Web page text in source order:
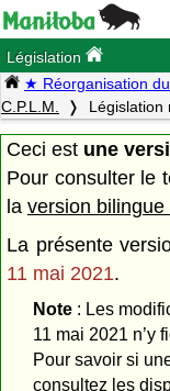
Législation
★ Réorganisation
C.P.L.M.
Législation
Ceci est une
Pour consulter le
la version
La présente
11 mai 2021.
Note: Les
11 mai 2021 n’y
Pour savoir si
consultez les